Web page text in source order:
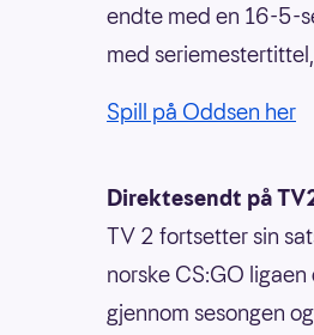
endte med en 16-5-
med
Spill på Oddsen her
Direktesendt på
TV 2 fortsetter sin
norske CS:GO
gjennom sesongen